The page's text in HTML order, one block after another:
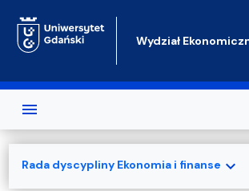
Wydział
Rada dyscypliny Ekonomia i finanse expand_more